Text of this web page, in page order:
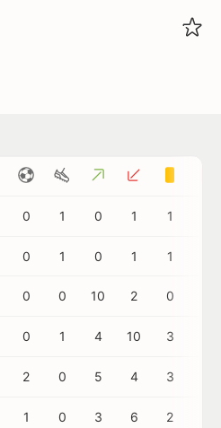
0 1 0 1 1
0 1 0 1 1
0 0 10 2 0
0 1 4 10 3
2 0 5 4 3
1 0 3 6 2